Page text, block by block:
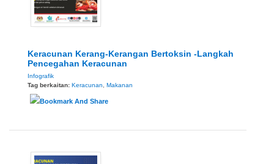
Keracunan Kerang-Kerangan Bertoksin -Langkah
Pencegahan Keracunan
Infografik
Tag berkaitan: Keracunan, Makanan